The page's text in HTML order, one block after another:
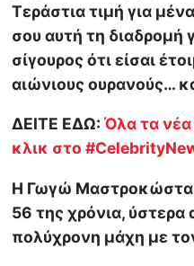
Τεράστια τιμή για
σου αυτή τη διαδρομή
σίγουρος ότι είσαι
αιώνιους ουρανούς…
ΔΕΙΤΕ ΕΔΩ:Όλα τα
κλικ στο
Η Γωγώ Μαστροκώστα
56 της χρόνια,
πολύχρονη μάχη με